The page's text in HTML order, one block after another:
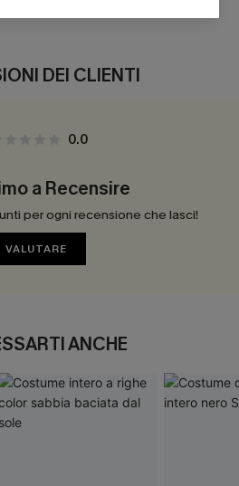
DEI CLIENTI
0.0
a Recensire
per ogni recensione che lasci!
VALUTARE
ANCHE